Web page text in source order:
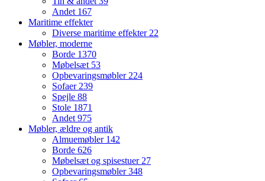
Andet 167
Maritime effekter
Diverse maritime effekter22
Møbler, moderne
Borde 1370
Møbelsæt 53
Opbevaringsmøbler224
Sofaer239
Spejle 88
Stole 1871
Andet975
Møbler, ældre og antik
Almuemøbler 142
Borde 626
Møbelsæt og spisestuer27
Opbevaringsmøbler348